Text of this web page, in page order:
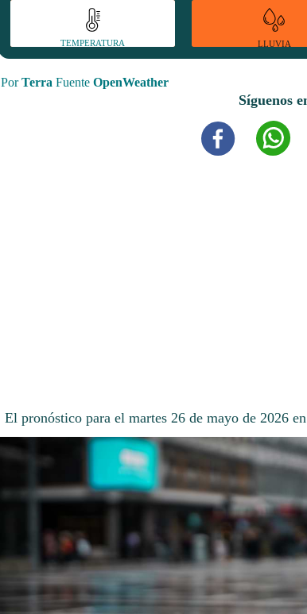
TEMPERATURA LLUVIA
PorTerra Fuente OpenWeather
Síguenos
El pronóstico para el martes 26 de mayo de 2026